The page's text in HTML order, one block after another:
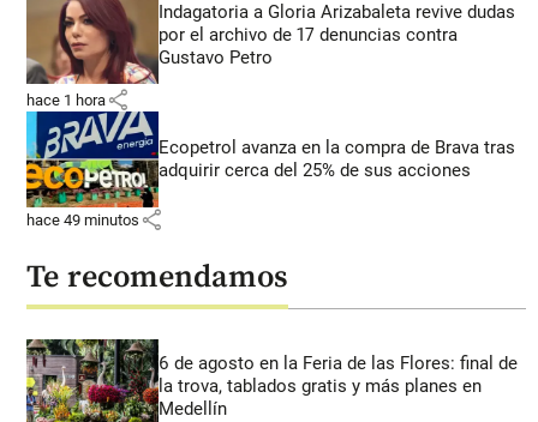
Indagatoria a Gloria Arizabaleta revive dudas
por el archivo de 17 denuncias contra
Gustavo Petro
hace 1 hora share
Ecopetrol avanza en la compra de Brava tras
adquirir cerca del 25% de sus acciones
hace 49 minutos share
Te recomendamos
6 de agosto en la Feria de las Flores: final de
la trova, tablados gratis y más planes en
Medellín